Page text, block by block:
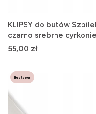
KLIPSY do butów
czarno srebrne cyrkonie
Cena
55,00 zł
Bestseller